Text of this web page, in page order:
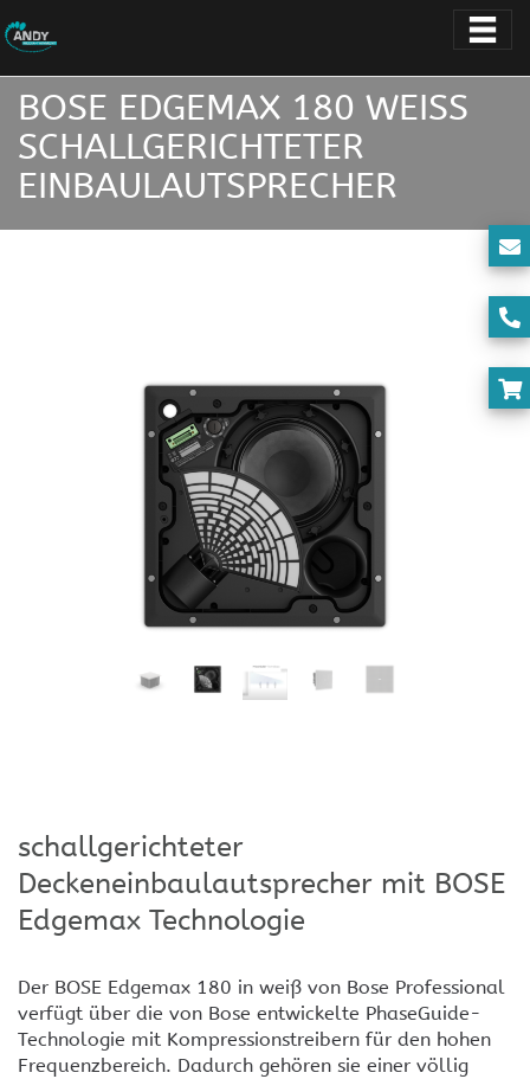
BOSE EDGEMAX 180 WEISS S
CHALLGERICHTETER E
INBAULAUTSPRECHER
schallgerichteter
Deckeneinbaulautsprecher mit BOSE
Edgemax Technologie
Der BOSE Edgemax 180 in weiß von Bose Professional
verfügt über die von Bose entwickelte PhaseGuide-
Technologie mit Kompressionstreibern für den hohen
Frequenzbereich. Dadurch gehören sie einer völlig